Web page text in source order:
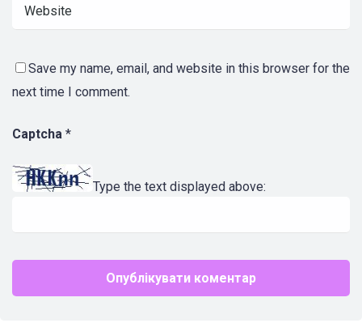
Save my name, email, and website in this browser for the
next time I comment.
Captcha *
Type the text displayed above: